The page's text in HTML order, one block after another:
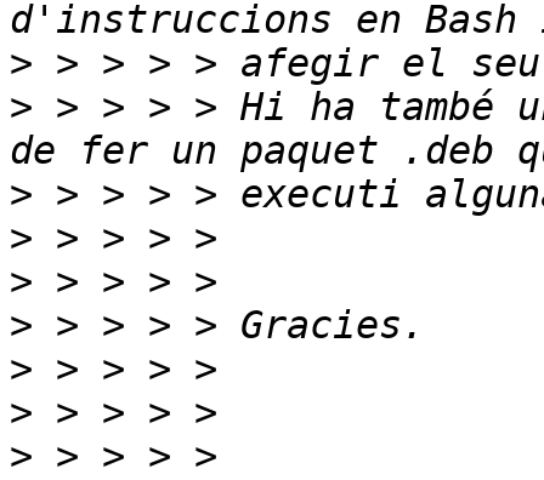
>
> > > > > Hi ha també
>
>
>
>
>
>
> > > > >